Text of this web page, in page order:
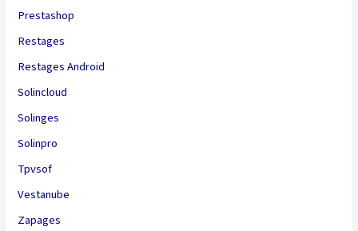
Prestashop
Restages
Restages Android
Solincloud
Solinges
Solinpro
Tpvsof
Vestanube
Zapages